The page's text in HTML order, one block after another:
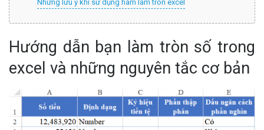
Những lưu ý khi sử dụng hàm làm tròn excel
Hướng dẫn bạn làm tròn số trong
excel và những nguyên tắc cơ bản